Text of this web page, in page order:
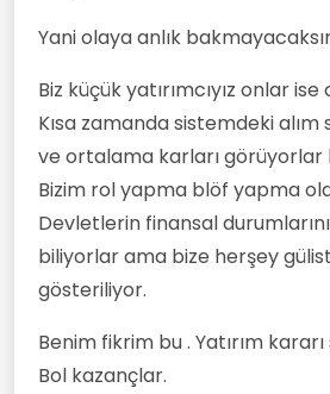
Yani olaya anlık
Biz küçük yatırımcıyız onlar
Kısa zamanda sistemdeki
ve ortalama karları görüyorlar
Bizim rol yapma blöf yapma
Devletlerin finansal
biliyorlar ama bize herşey
gösteriliyor.
Benim fikrim bu . Yatırım
Bol kazançlar.